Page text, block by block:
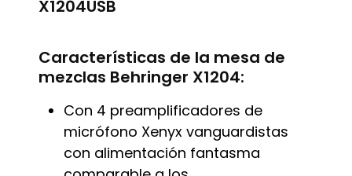
X1204USB
Características de la mesa de
mezclas Behringer X1204:
Con 4 preamplificadores de
micrófono Xenyx vanguardistas
con alimentación fantasma